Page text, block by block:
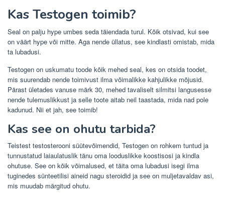
Kas Testogen toimib?
Seal on palju hype umbes seda täiendada turul. Kõik otsivad, kui see
on väärt hype või mitte. Aga nende üllatus, see kindlasti omistab, mida
ta lubadusi.
Testogen on uskumatu toode kõik mehed seal, kes on otsida toodet,
mis suurendab nende toimivust ilma võimalikke kahjulikke mõjusid.
Pärast ületades vanuse märk 30, mehed tavaliselt silmitsi langusesse
nende tulemuslikkust ja selle toote aitab neil taastada, mida nad pole
kadunud. Nii et jah, see toimib!
Kas see on ohutu tarbida?
Teistest testosterooni süütevõimendid, Testogen on rohkem tuntud ja
tunnustatud laiaulatuslik tänu oma looduslikke koostisosi ja kindla
ohutuse. See on kõik võimalused, et täita oma lubadusi isegi ilma
tuginedes sünteetilisi aineid nagu steroidid ja see on muljetavaldav asi,
mis muudab märgitud ohutu.